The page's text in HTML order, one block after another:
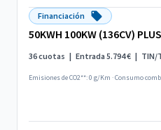
Financiación
50KWH 100KW (136CV) PLUS
36 cuotas | Entrada 5.794 € | TIN/
Emisiones de CO2**: 0 g/Km ·Consumo